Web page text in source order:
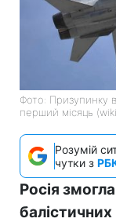
Фото: Призупинку
перший місяць
Розумій
чутки з
Росія